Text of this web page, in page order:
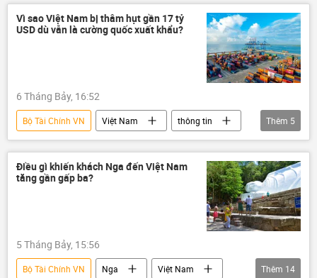
Chính phủ
giải ngân
Kinh tế
chiến lược phát triển kinh tế
Vì sao Việt Nam bị thâm hụt gần 17 tỷ
USD dù vẫn là cường quốc xuất khẩu?
6 Tháng Bảy, 16:52
Bộ Tài Chính VN Việt Nam
thông tin
Kinh tế
xuất khẩu
xuất nhập khẩu
thương mại
logistics
Thêm 5
Điều gì khiến khách Nga đến Việt Nam
tăng gần gấp ba?
5 Tháng Bảy, 15:56
Bộ Tài Chính VN Nga
Việt Nam
Thêm 14